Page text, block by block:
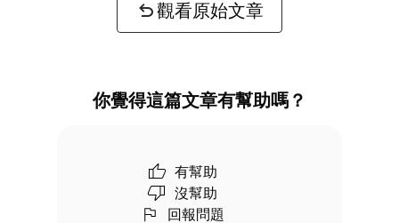
觀看原始文章
你覺得這篇文章有幫助嗎？
有幫助
沒幫助
回報問題